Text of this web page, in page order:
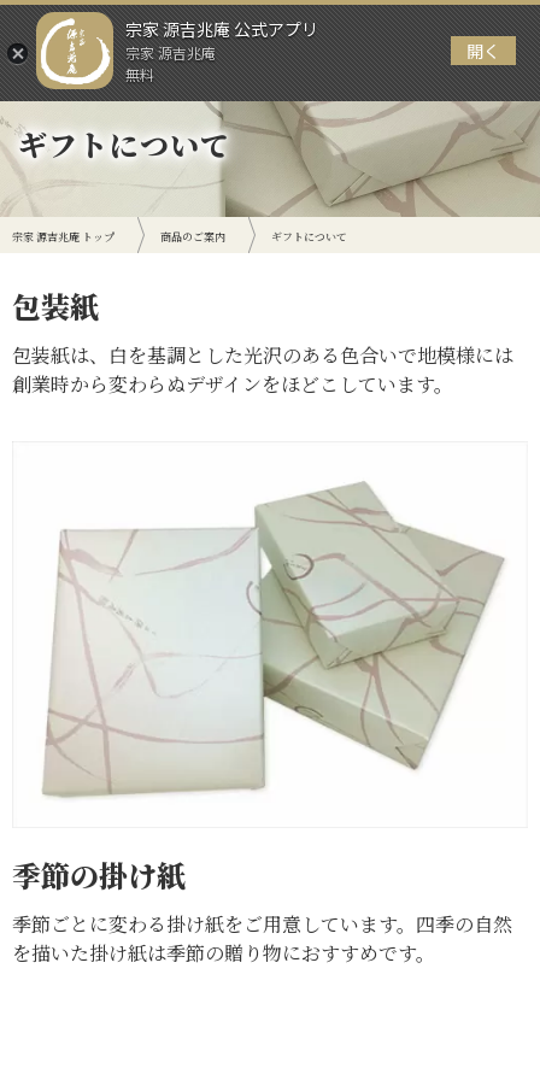
宗家 源吉兆庵 公式アプリ
宗家 源吉兆庵
無料
開く
メニュー
ギフトについて
宗家 源吉兆庵 トップ 商品のご案内 ギフトについて
包装紙
包装紙は、白を基調とした光沢のある色合いで地模様には
創業時から変わらぬデザインをほどこしています。
季節の掛け紙
季節ごとに変わる掛け紙をご用意しています。四季の自然
を描いた掛け紙は季節の贈り物におすすめです。